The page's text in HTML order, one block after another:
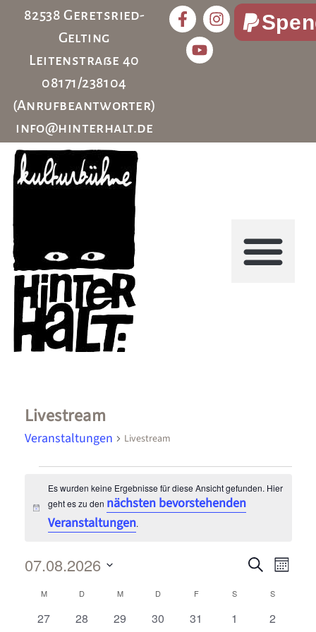
82538 Geretsried-
Gelting
Leitenstraße 40
08171/238104
(Anrufbeantworter)
info@hinterhalt.de
Livestream
Veranstaltungen Livestream
Hinweis
Es wurden keine Ergebnisse für diese Ansicht gefunden. Hier
geht es zu den nächsten bevorstehenden
Veranstaltungen.
Suche
und
SucheMonat
07.08.2026
Kalender
von
M D M D F S S
0
27
0
28
0
29
0
30
0
31
0
1
0
2